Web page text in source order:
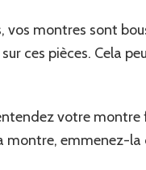
vos montres sont
ces pièces. Cela
votre
montre, emmenez-